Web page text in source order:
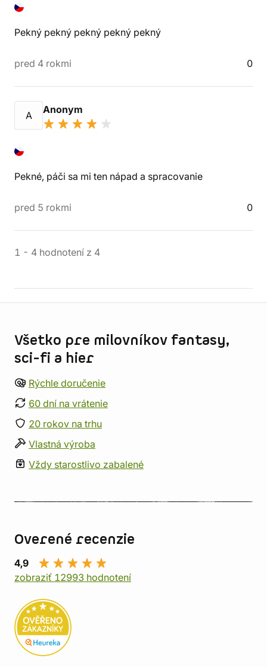
Pekný pekný pekný pekný pekný
pred 4 rokmi 0
A Anonym
Pekné, páči sa mi ten nápad a spracovanie
pred 5 rokmi 0
1 - 4 hodnotení z 4
Všetko pre milovníkov fantasy,
sci-fi a hier
Rýchle doručenie
60 dní na vrátenie
20 rokov na trhu
Vlastná výroba
Vždy starostlivo zabalené
Overené recenzie
4,9
zobraziť 12993 hodnotení